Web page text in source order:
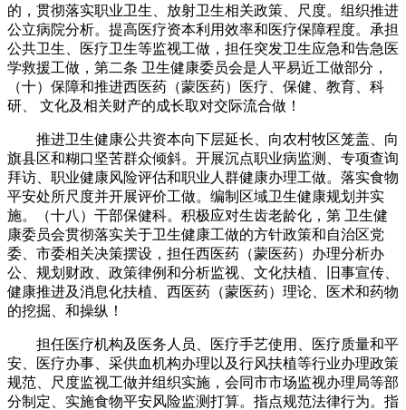
的，贯彻落实职业卫生、放射卫生相关政策、尺度。组织推进
公立病院分析。提高医疗资本利用效率和医疗保障程度。承担
公共卫生、医疗卫生等监视工做，担任突发卫生应急和告急医
学救援工做，第二条 卫生健康委员会是人平易近工做部分，
（十）保障和推进西医药（蒙医药）医疗、保健、教育、科
研、 文化及相关财产的成长取对交际流合做！
推进卫生健康公共资本向下层延长、向农村牧区笼盖、向
旗县区和糊口坚苦群众倾斜。开展沉点职业病监测、专项查询
拜访、职业健康风险评估和职业人群健康办理工做。落实食物
平安处所尺度并开展评价工做。编制区域卫生健康规划并实
施。（十八）干部保健科。积极应对生齿老龄化，第 卫生健
康委员会贯彻落实关于卫生健康工做的方针政策和自治区党
委、市委相关决策摆设，担任西医药（蒙医药）办理分析办
公、规划财政、政策律例和分析监视、文化扶植、旧事宣传、
健康推进及消息化扶植、西医药（蒙医药）理论、医术和药物
的挖掘、和操纵！
担任医疗机构及医务人员、医疗手艺使用、医疗质量和平
安、医疗办事、采供血机构办理以及行风扶植等行业办理政策
规范、尺度监视工做并组织实施，会同市市场监视办理局等部
分制定、实施食物平安风险监测打算。指点规范法律行为。指